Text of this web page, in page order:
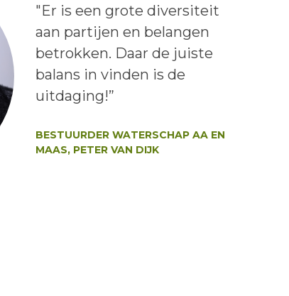
Lees het bericht:
"Er is een grote diversiteit
aan partijen en belangen
betrokken. Daar de juiste
balans in vinden is de
uitdaging!”
BESTUURDER WATERSCHAP AA EN
MAAS, PETER VAN DIJK